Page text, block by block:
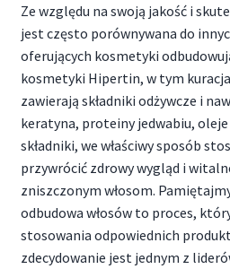
Ze względu na swoją jakość i
jest często porównywana do
oferujących kosmetyki
kosmetyki Hipertin, w tym kuracja
zawierają składniki odżywcze i
keratyna, proteiny jedwabiu,
składniki, we właściwy sposób
przywrócić zdrowy wygląd i
zniszczonym włosom.
odbudowa włosów to proces,
stosowania odpowiednich
zdecydowanie jest jednym z